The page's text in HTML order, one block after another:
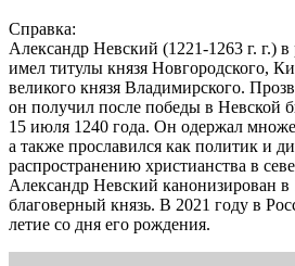
Справка:
Александр Невский (1221-1263 г. г.)
имел титулы князя Новгородского,
великого князя Владимирского.
он получил после победы в Невской
15 июля 1240 года. Он одержал
а также прославился как политик и
распространению христианства в
Александр Невский канонизирован в
благоверный князь. В 2021 году в
летие со дня его рождения.